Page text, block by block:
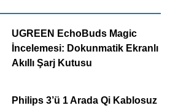
UGREEN EchoBuds Magic
İncelemesi: Dokunmatik Ekranlı
Akıllı Şarj Kutusu
Philips 3’ü 1 Arada Qi Kablosuz